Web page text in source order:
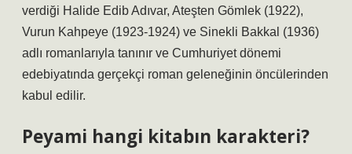
verdiği Halide Edib Adıvar, Ateşten Gömlek (1922),
Vurun Kahpeye (1923-1924) ve Sinekli Bakkal (1936)
adlı romanlarıyla tanınır ve Cumhuriyet dönemi
edebiyatında gerçekçi roman geleneğinin öncülerinden
kabul edilir.
Peyami hangi kitabın karakteri?